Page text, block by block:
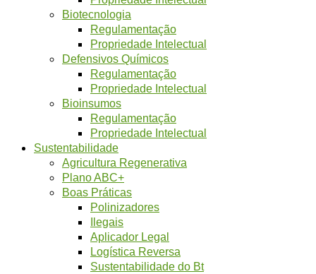
Biotecnologia
Regulamentação
Propriedade Intelectual
Defensivos Químicos
Regulamentação
Propriedade Intelectual
Bioinsumos
Regulamentação
Propriedade Intelectual
Sustentabilidade
Agricultura Regenerativa
Plano ABC+
Boas Práticas
Polinizadores
Ilegais
Aplicador Legal
Logística Reversa
Sustentabilidade do Bt